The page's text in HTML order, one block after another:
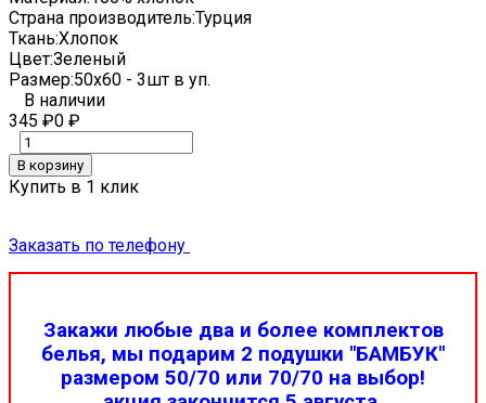
Страна производитель:Турция
Ткань:Хлопок
Цвет:Зеленый
Размер:50x60 - 3шт в уп.
В наличии
345 ₽0 ₽
В корзину
Купить в 1 клик
Заказать по телефону
Закажи любые два и более комплектов
белья, мы подарим 2 подушки "БАМБУК"
размером 50/70 или 70/70 на выбор!